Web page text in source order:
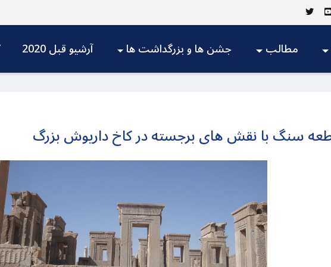
آرشیو قبل 2020 جشن ها و بزرگداشت ها مطالب
سنگ با نقش های برجسته در کاخ داریوش بزرگ